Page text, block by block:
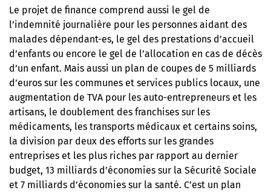
Le projet de finance comprend aussi le gel de
l’indemnité journalière pour les personnes aidant des
malades dépendant-es, le gel des prestations d’accueil
d’enfants ou encore le gel de l’allocation en cas de décès
d’un enfant. Mais aussi un plan de coupes de 5 milliards
d’euros sur les communes et services publics locaux, une
augmentation de TVA pour les auto-entrepreneurs et les
artisans, le doublement des franchises sur les
médicaments, les transports médicaux et certains soins,
la division par deux des efforts sur les grandes
entreprises et les plus riches par rapport au dernier
budget, 13 milliards d’économies sur la Sécurité Sociale
et 7 milliards d’économies sur la santé. C’est un plan